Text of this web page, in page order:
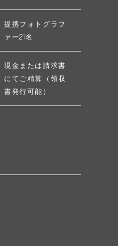
提携フォトグラフ
ァー21名
現金または請求書
にてご精算（領収
書発行可能）